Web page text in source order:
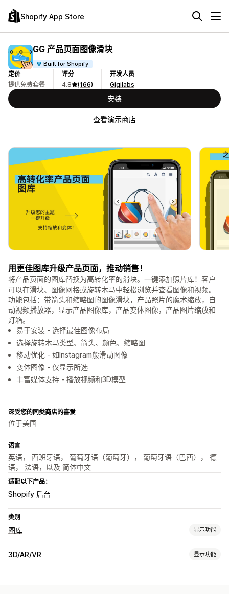
Shopify App Store
GG 产品页面图像滑块
Built for Shopify
定价
提供免费套餐
评分
4.8
(166)
开发人员
Gigilabs
安装
查看演示商店
用更佳图库升级产品页面，推动销售！
将产品页面的图库替换为高转化率的滑块。一键添加照片库！客户
可以在滑块、图像网格或旋转木马中轻松浏览并查看图像和视频。
功能包括：带箭头和缩略图的图像滑块，产品照片的魔术缩放，自
动视频播放器，显示产品图像库，产品变体图像，产品图片缩放和
灯箱。
易于安装 - 选择最佳图像布局
选择旋转木马类型、箭头、颜色、缩略图
移动优化 - 如Instagram般滑动图像
变体图像 - 仅显示所选
丰富媒体支持 - 播放视频和3D模型
深受您的同类商店的喜爱
位于美国
语言
英语， 西班牙语， 葡萄牙语（葡萄牙）， 葡萄牙语（巴西）， 德
语， 法语，以及 简体中文
适配以下产品：
Shopify 后台
类别
图库 显示功能
图库类型
3D/AR/VR 显示功能